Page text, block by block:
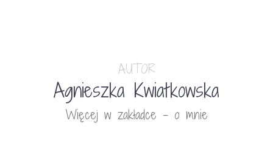
AUTOR
Agnieszka Kwiatkowska
Więcej w zakładce - o mnie